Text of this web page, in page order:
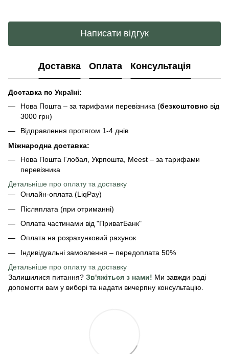
Написати відгук
Доставка Оплата Консультація
Доставка по Україні:
Нова Пошта – за тарифами перевізника (безкоштовно від
3000 грн)
Відправлення протягом 1-4 днів
Міжнародна доставка:
Нова Пошта Глобал, Укрпошта, Meest – за тарифами
перевізника
Детальніше про оплату та доставку
Онлайн-оплата (LiqPay)
Післяплата (при отриманні)
Оплата частинами від "ПриватБанк"
Оплата на розрахунковий рахунок
Індивідуальні замовлення – передоплата 50%
Детальніше про оплату та доставку
Залишилися питання? Зв'яжіться з нами! Ми завжди раді
допомогти вам у виборі та надати вичерпну консультацію.